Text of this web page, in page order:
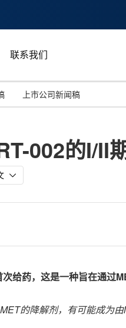
联系我们
投资并购
能源化工与环保
马来西亚
上市公司新闻稿
002的I/II
给药，这是一种旨在通过
的降解剂，有可能成为